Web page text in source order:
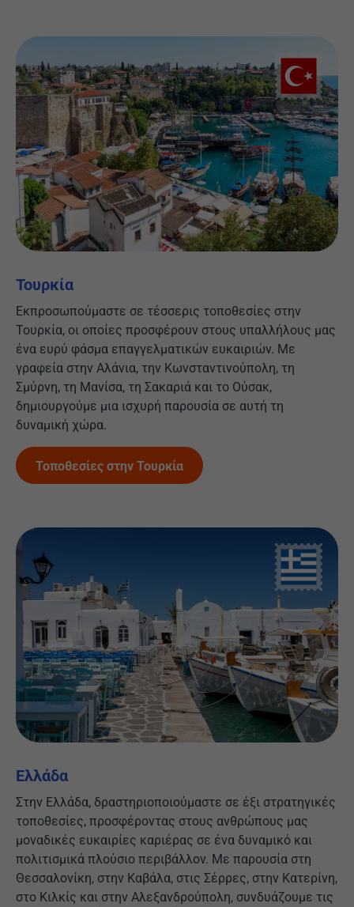
Τουρκία
Εκπροσωπούμαστε σε τέσσερις τοποθεσίες στην
Τουρκία, οι οποίες προσφέρουν στους υπαλλήλους μας
ένα ευρύ φάσμα επαγγελματικών ευκαιριών. Με
γραφεία στην Αλάνια, την Κωνσταντινούπολη, τη
Σμύρνη, τη Μανίσα, τη Σακαριά και το Ούσακ,
δημιουργούμε μια ισχυρή παρουσία σε αυτή τη
δυναμική χώρα.
Τοποθεσίες στην Τουρκία
Ελλάδα
Στην Ελλάδα, δραστηριοποιούμαστε σε έξι στρατηγικές
τοποθεσίες, προσφέροντας στους ανθρώπους μας
μοναδικές ευκαιρίες καριέρας σε ένα δυναμικό και
πολιτισμικά πλούσιο περιβάλλον. Με παρουσία στη
Θεσσαλονίκη, στην Καβάλα, στις Σέρρες, στην Κατερίνη,
στο Κιλκίς και στην Αλεξανδρούπολη, συνδυάζουμε τις